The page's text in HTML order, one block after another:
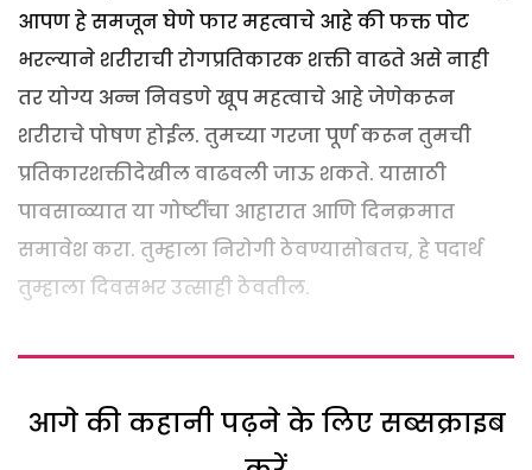
आपण हे समजून घेणे फार महत्वाचे आहे की फक्त पोट
भरल्याने शरीराची रोगप्रतिकारक शक्ती वाढते असे नाही
तर योग्य अन्न निवडणे खूप महत्वाचे आहे जेणेकरून
शरीराचे पोषण होईल. तुमच्या गरजा पूर्ण करून तुमची
प्रतिकारशक्तीदेखील वाढवली जाऊ शकते. यासाठी
पावसाळ्यात या गोष्टींचा आहारात आणि दिनक्रमात
समावेश करा. तुम्हाला निरोगी ठेवण्यासोबतच, हे पदार्थ
तुम्हाला दिवसभर उत्साही ठेवतील.
आगे की कहानी पढ़ने के लिए सब्सक्राइब